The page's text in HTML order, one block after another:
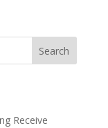
Receive